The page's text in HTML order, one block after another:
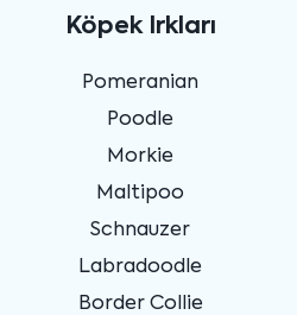
Köpek Irkları
Pomeranian
Poodle
Morkie
Maltipoo
Schnauzer
Labradoodle
Border Collie